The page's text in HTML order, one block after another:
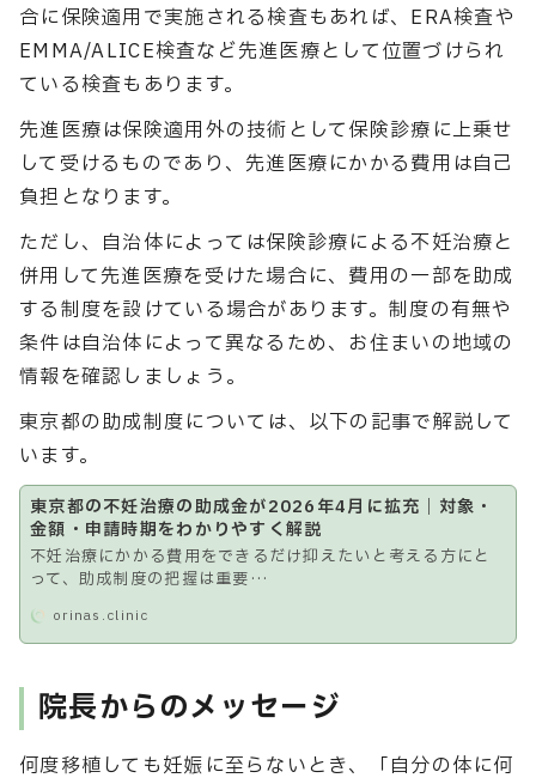
合に保険適用で実施される検査もあれば、ERA検査や
EMMA/ALICE検査など先進医療として位置づけられ
ている検査もあります。
先進医療は保険適用外の技術として保険診療に上乗せ
して受けるものであり、先進医療にかかる費用は自己
負担となります。
ただし、自治体によっては保険診療による不妊治療と
併用して先進医療を受けた場合に、費用の一部を助成
する制度を設けている場合があります。制度の有無や
条件は自治体によって異なるため、お住まいの地域の
情報を確認しましょう。
東京都の助成制度については、以下の記事で解説して
います。
東京都の不妊治療の助成金が2026年4月に拡充｜対象・
金額・申請時期をわかりやすく解説
不妊治療にかかる費用をできるだけ抑えたいと考える方にと
って、助成制度の把握は重要…
orinas.clinic
院長からのメッセージ
何度移植しても妊娠に至らないとき、「自分の体に何